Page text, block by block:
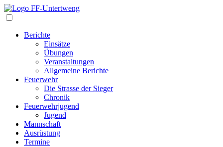
Berichte
Einsätze
Übungen
Veranstaltungen
Allgemeine Berichte
Feuerwehr
Die Strasse der Sieger
Chronik
Feuerwehrjugend
Jugend
Mannschaft
Ausrüstung
Termine